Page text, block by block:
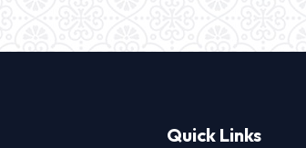
Quick Links